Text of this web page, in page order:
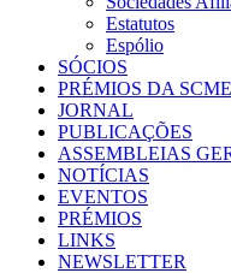
Estatutos
Espólio
SÓCIOS
PRÉMIOS DA
JORNAL
PUBLICAÇÕES
ASSEMBLEIAS
NOTÍCIAS
EVENTOS
PRÉMIOS
LINKS
NEWSLETTER